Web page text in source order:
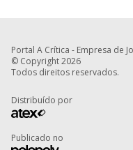
Portal A Crítica - Empresa de
© Copyright 2026
Todos direitos reservados.
Distribuído por
Publicado no